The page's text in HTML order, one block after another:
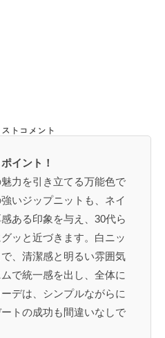
トコメント
イント！
力を引き立てる万能色で
いジップニットも、ネイ
ある印象を与え、30代ら
ッと近づきます。白ニッ
、清潔感と明るい雰囲気
で統一感を出し、全体に
デは、シンプルながらに
トの成功も間違いなしで